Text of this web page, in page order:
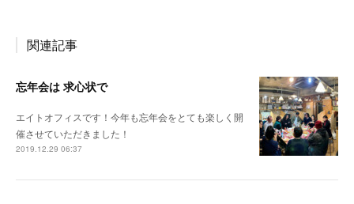
関連記事
忘年会は 求心状で
エイトオフィスです！今年も忘年会をとても楽しく開
催させていただきました！
2019.12.29 06:37